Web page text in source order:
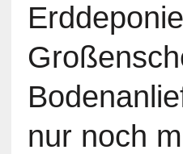
Erddeponie
nur noch